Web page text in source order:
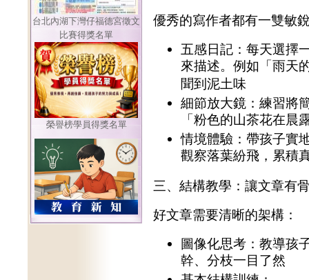
台北內湖下灣仔福德宮徵文
比賽得獎名單
榮譽榜學員得獎名單
優秀的寫作者都有一雙敏
五感日記：每天選擇
來描述。例如「雨天
聞到泥土味
細節放大鏡：練習將
「粉色的山茶花在晨
情境體驗：帶孩子實
觀察落葉紛飛，累積
三、結構教學：讓文章有
好文章需要清晰的架構：
圖像化思考：教導孩
幹、分枝一目了然